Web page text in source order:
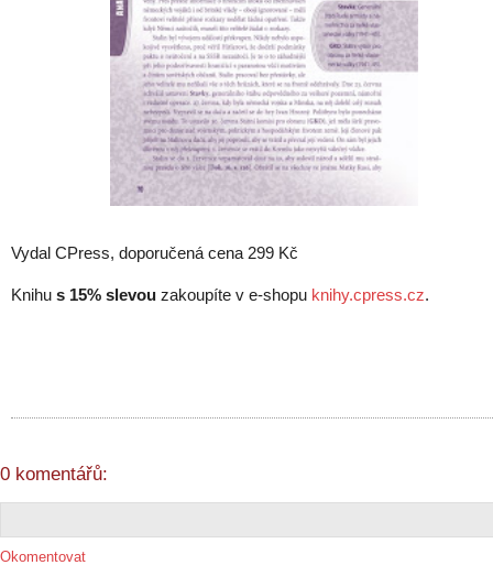
Vydal CPress, doporučená cena 299 Kč
Knihu s 15% slevou zakoupíte v e-shopu knihy.cpress.cz.
0 komentářů:
Okomentovat